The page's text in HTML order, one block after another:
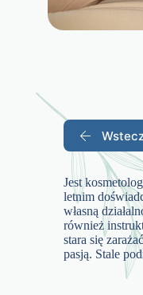
Jest
letnim
własną
również
stara się
pasją. Stale